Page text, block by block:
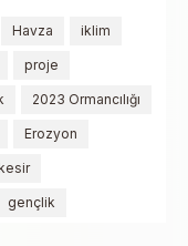
Havza iklim
proje
2023 Ormancılığı
Erozyon
gençlik